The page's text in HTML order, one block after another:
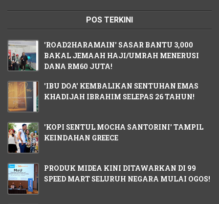
POS TERKINI
'ROAD2HARAMAIN' SASAR BANTU 3,000
BAKAL JEMAAH HAJI/UMRAH MENERUSI
DANA RM60 JUTA!
'IBU DOA' KEMBALIKAN SENTUHAN EMAS
KHADIJAH IBRAHIM SELEPAS 26 TAHUN!
'KOPI SENTUL MOCHA SANTORINI' TAMPIL
KEINDAHAN GREECE
PRODUK MIDEA KINI DITAWARKAN DI 99
SPEED MART SELURUH NEGARA MULAI OGOS!